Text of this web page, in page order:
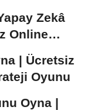
Zekâ
Online
| Ücretsiz
Oyunu
Oyna |